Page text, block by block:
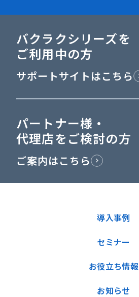
バクラクシリーズを
ご利用中の方
サポートサイトはこちら
パートナー様・
代理店をご検討の方
ご案内はこちら
導入事例
セミナー
お役立ち情報
お知らせ